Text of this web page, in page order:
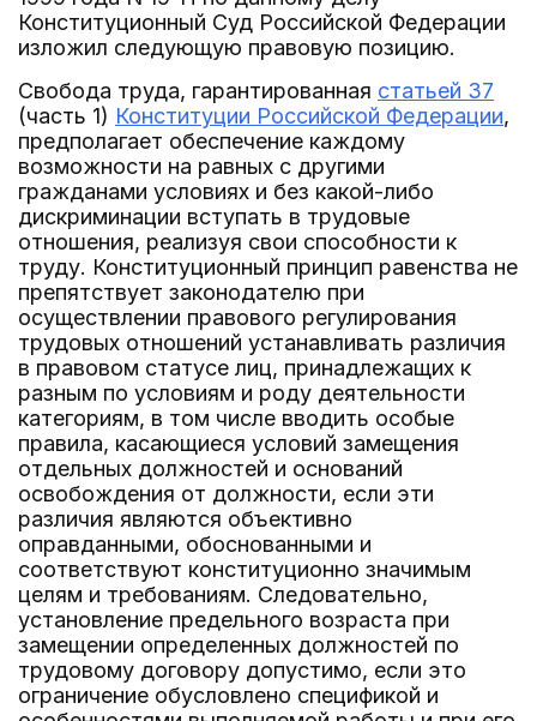
Конституционный Суд Российской Федерации
изложил следующую правовую позицию.
Свобода труда, гарантированная статьей 37
(часть 1) Конституции Российской Федерации,
предполагает обеспечение каждому
возможности на равных с другими
гражданами условиях и без какой-либо
дискриминации вступать в трудовые
отношения, реализуя свои способности к
труду. Конституционный принцип равенства не
препятствует законодателю при
осуществлении правового регулирования
трудовых отношений устанавливать различия
в правовом статусе лиц, принадлежащих к
разным по условиям и роду деятельности
категориям, в том числе вводить особые
правила, касающиеся условий замещения
отдельных должностей и оснований
освобождения от должности, если эти
различия являются объективно
оправданными, обоснованными и
соответствуют конституционно значимым
целям и требованиям. Следовательно,
установление предельного возраста при
замещении определенных должностей по
трудовому договору допустимо, если это
ограничение обусловлено спецификой и